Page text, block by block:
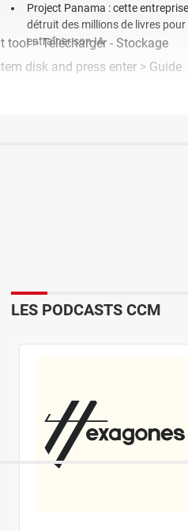
tool> Télécharger - Stockage
disk and press enter > Guide
Project Panama : cette entreprise
détruit des millions de livres pour
entraîner son IA
LES PODCASTS CCM